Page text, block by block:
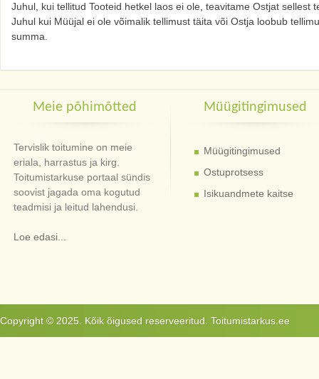
Juhul, kui tellitud Tooteid hetkel laos ei ole, teavitame Ostjat
Juhul kui Müüjal ei ole võimalik tellimust täita või Ostja loobub
summa.
Meie põhimõtted
Tervislik toitumine on meie
eriala, harrastus ja kirg.
Toitumistarkuse portaal sündis
soovist jagada oma kogutud
teadmisi ja leitud lahendusi.
Loe edasi...
Müügitingimused
Müügitingimused
Ostuprotsess
Isikuandmete kaitse
Copyright © 2025. Kõik õigused reserveeritud. Toitumistarkus.ee